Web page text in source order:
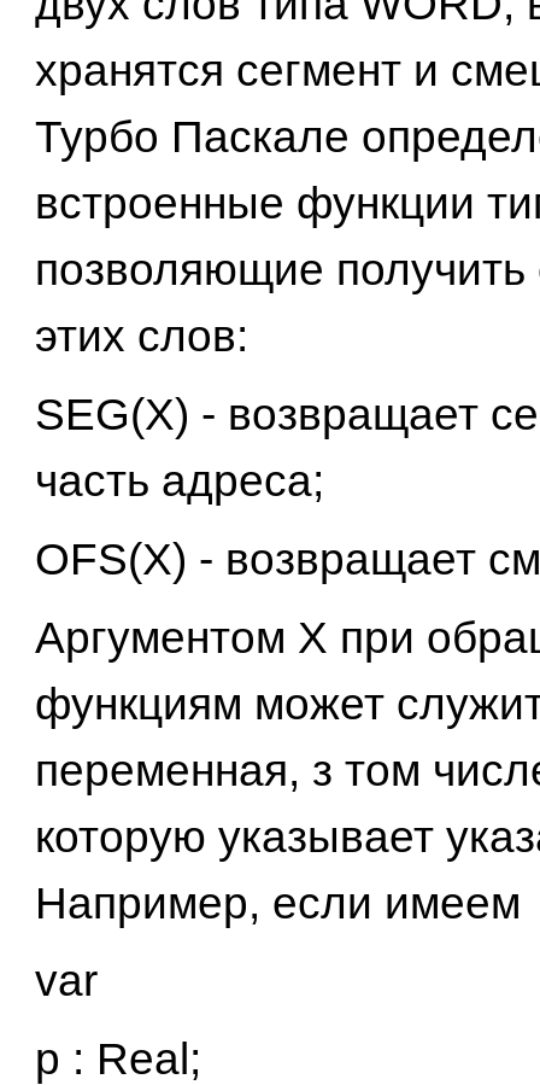
хранятся сегмент и
Турбо Паскале
встроенные функции
позволяющие
этих слов:
SEG(X) - возвращает
часть адреса;
OFS(X) - возвращает
Аргументом X при
функциям может
переменная, з том
которую указывает
Например, если имеем
var
р : Real;